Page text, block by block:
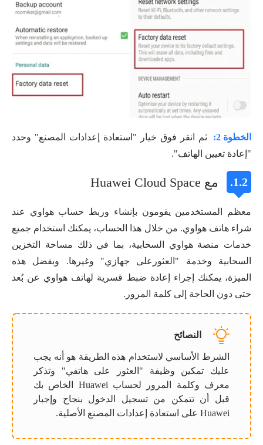
الخطوة 2:
ثم انقر فوق خيار "استعادة إعدادات المصنع" وحدد
"إعادة تعيين الهاتف".
1.2. مع Huawei Cloud Space
معظم المستخدمين يقومون بإنشاء وربط حساب هواوي عند
شراء هاتف هواوي. من خلال هذا الحساب، يمكنك استخدام جميع
خدمات منصة هواوي السحابية، بما في ذلك مساحة التخزين
السحابية وخدمة "العثورعلى جهازي" وغيرها. وبفضل هذه
الميزة، يمكنك إجراء إعادة ضبط قسرية لهاتف هواوي عن بُعد
حتى دون الحاجة إلى كلمة المرور.
النصائح
الشرط الأساسي لاستخدام هذه الطريقة هو أنه يجب
عليك تمكين وظيفة "العثور على هاتفي" وتذكر
معرف وكلمة المرور لحساب Huawei الخاص بك
قبل أن تتمكن من تسجيل الدخول بنجاح وإجبار
Huawei على استعادة إعدادات المصنع الأصلية.